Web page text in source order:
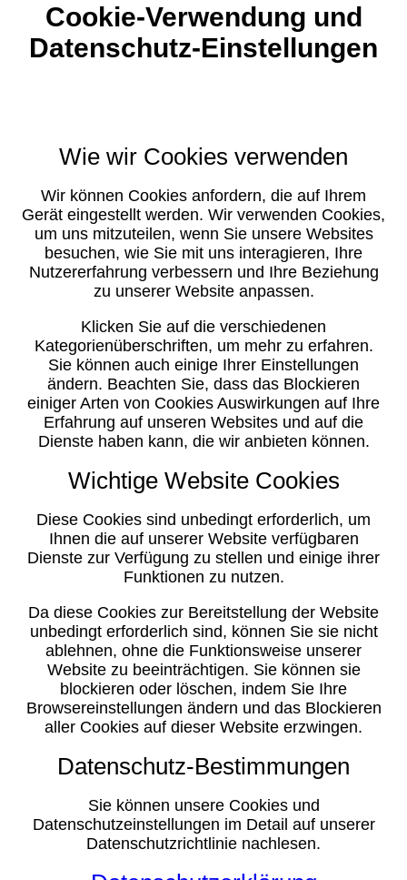
Cookie-Verwendung und
Datenschutz-Einstellungen
Wie wir Cookies verwenden
Wir können Cookies anfordern, die auf Ihrem
Gerät eingestellt werden. Wir verwenden Cookies,
um uns mitzuteilen, wenn Sie unsere Websites
besuchen, wie Sie mit uns interagieren, Ihre
Nutzererfahrung verbessern und Ihre Beziehung
zu unserer Website anpassen.
Klicken Sie auf die verschiedenen
Kategorienüberschriften, um mehr zu erfahren.
Sie können auch einige Ihrer Einstellungen
ändern. Beachten Sie, dass das Blockieren
einiger Arten von Cookies Auswirkungen auf Ihre
Erfahrung auf unseren Websites und auf die
Dienste haben kann, die wir anbieten können.
Wichtige Website Cookies
Diese Cookies sind unbedingt erforderlich, um
Ihnen die auf unserer Website verfügbaren
Dienste zur Verfügung zu stellen und einige ihrer
Funktionen zu nutzen.
Da diese Cookies zur Bereitstellung der Website
unbedingt erforderlich sind, können Sie sie nicht
ablehnen, ohne die Funktionsweise unserer
Website zu beeinträchtigen. Sie können sie
blockieren oder löschen, indem Sie Ihre
Browsereinstellungen ändern und das Blockieren
aller Cookies auf dieser Website erzwingen.
Datenschutz-Bestimmungen
Sie können unsere Cookies und
Datenschutzeinstellungen im Detail auf unserer
Datenschutzrichtlinie nachlesen.